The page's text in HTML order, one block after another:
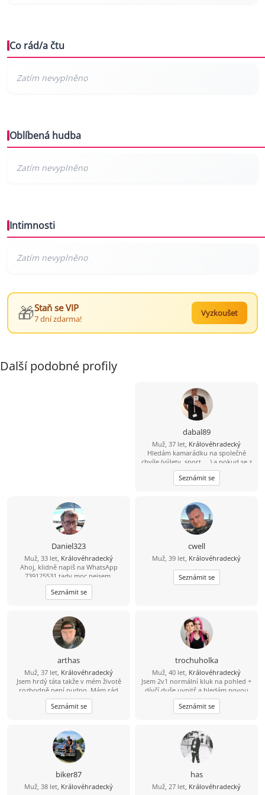
Co rád/a čtu
Oblíbená hudba
Intimnosti
🎁Staň se VIP
7 dní zdarma!
Vyzkoušet
Další podobné profily
dabal89
Muž, 37 let, Královéhradecký
Hledám kamarádku na společné
chvíle (výlety, sport, ...) a pokud se z
toho vyklube něco víc, budu velmi
rád ... :-)
Seznámit se
Daniel323
Muž, 33 let, Královéhradecký
Ahoj, klidně napiš na WhatsApp
739125531 tady moc nejsem.
Seznámit se
cwell
Muž, 39 let, Královéhradecký
Seznámit se
arthas
Muž, 37 let, Královéhradecký
Jsem hrdý táta takže v mém životě
rozhodně není nudno. Mám rád
aktivní odpočinek – vyrazit na
procházku, do přírody nebo na výlet
je pro mě ideální způsob, jak vyčistit
rád zkouším vařit nová jídla, pustím
si dobrý film nebo si prostě jen tak
užívám zasloužený klid. Hledám
pohodovou ženu, se kterou je
sranda, má smysl pro zábavu a
nezkazí žádnou legraci. Oceníš-li můj
životní styl, ráda vyrazíš ven a máš
Seznámit se
trochuholka
Muž, 40 let, Královéhradecký
Jsem 2v1 normální kluk na pohled +
dívčí duše uvnitř a hledám novou
nejlepší kamarádku jako spřízněnou
duši. Sice jsem duše zadaná ale i tak
osamocená.
Seznámit se
biker87
Muž, 38 let, Královéhradecký
has
Muž, 27 let, Královéhradecký